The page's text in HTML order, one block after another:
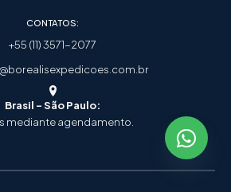
CONTATOS:
+55 (11) 3571-2077
Brasil - São Paulo:
mediante agendamento.